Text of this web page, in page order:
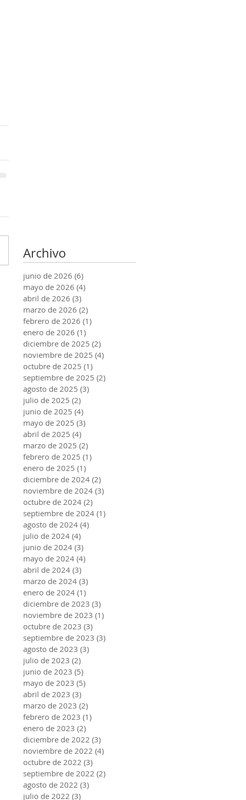
Archivo
junio de 2026 (6)
mayo de 2026 (4)
abril de 2026 (3)
marzo de 2026 (2)
febrero de 2026 (1)
enero de 2026 (1)
diciembre de 2025 (2)
noviembre de 2025 (4)
octubre de 2025 (1)
septiembre de 2025 (2)
agosto de 2025 (3)
julio de 2025 (2)
junio de 2025 (4)
mayo de 2025 (3)
abril de 2025 (4)
marzo de 2025 (2)
febrero de 2025 (1)
enero de 2025 (1)
diciembre de 2024 (2)
noviembre de 2024 (3)
octubre de 2024 (2)
septiembre de 2024 (1)
agosto de 2024 (4)
julio de 2024 (4)
junio de 2024 (3)
mayo de 2024 (4)
abril de 2024 (3)
marzo de 2024 (3)
enero de 2024 (1)
diciembre de 2023 (3)
noviembre de 2023 (1)
octubre de 2023 (3)
septiembre de 2023 (3)
agosto de 2023 (3)
julio de 2023 (2)
junio de 2023 (5)
mayo de 2023 (5)
abril de 2023 (3)
marzo de 2023 (2)
febrero de 2023 (1)
enero de 2023 (2)
diciembre de 2022 (3)
noviembre de 2022 (4)
octubre de 2022 (3)
septiembre de 2022 (2)
agosto de 2022 (3)
julio de 2022 (3)